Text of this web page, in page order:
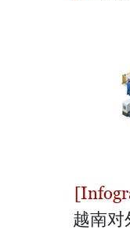
越南对